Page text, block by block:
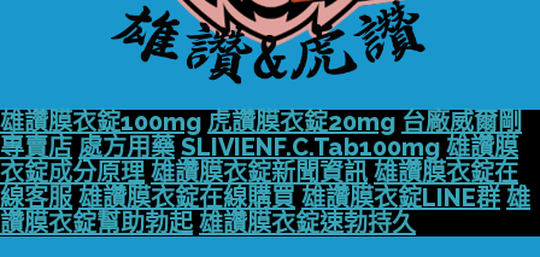
雄讚膜衣錠100mg 虎讚膜衣錠20mg 台廠威爾剛
專賣店 處方用藥 SLIVIENF.C.Tab100mg 雄讚膜
衣錠成分原理 雄讚膜衣錠新聞資訊 雄讚膜衣錠在
線客服 雄讚膜衣錠在線購買 雄讚膜衣錠LINE群 雄
讚膜衣錠幫助勃起 雄讚膜衣錠速勃持久